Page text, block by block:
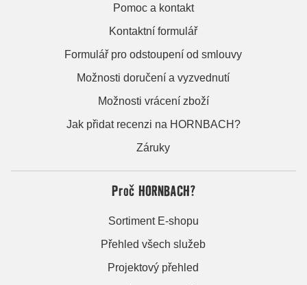
Pomoc a kontakt
Kontaktní formulář
Formulář pro odstoupení od smlouvy
Možnosti doručení a vyzvednutí
Možnosti vrácení zboží
Jak přidat recenzi na HORNBACH?
Záruky
Proč HORNBACH?
Sortiment E-shopu
Přehled všech služeb
Projektový přehled